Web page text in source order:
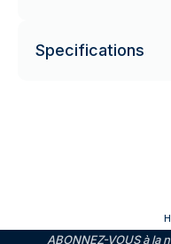
Specifications
ABONNEZ-VOUS à la